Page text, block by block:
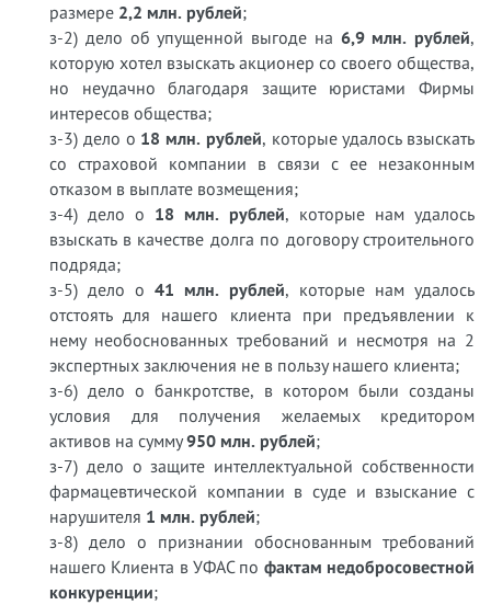
размере 2,2 млн. рублей;
з-2) дело об упущенной выгоде на 6,9 млн. рублей,
которую хотел взыскать акционер со своего общества,
но неудачно благодаря защите юристами Фирмы
интересов общества;
з-3) дело о 18 млн. рублей, которые удалось взыскать
со страховой компании в связи с ее незаконным
отказом в выплате возмещения;
з-4) дело о 18 млн. рублей, которые нам удалось
взыскать в качестве долга по договору строительного
подряда;
з-5) дело о 41 млн. рублей, которые нам удалось
отстоять для нашего клиента при предъявлении к
нему необоснованных требований и несмотря на 2
экспертных заключения не в пользу нашего клиента;
з-6) дело о банкротстве, в котором были созданы
условия для получения желаемых кредитором
активов на сумму950 млн. рублей;
з-7) дело о защите интеллектуальной собственности
фармацевтической компании в суде и взыскание с
нарушителя 1 млн. рублей;
з-8) дело о признании обоснованным требований
нашего Клиента в УФАС по фактам недобросовестной
конкуренции;